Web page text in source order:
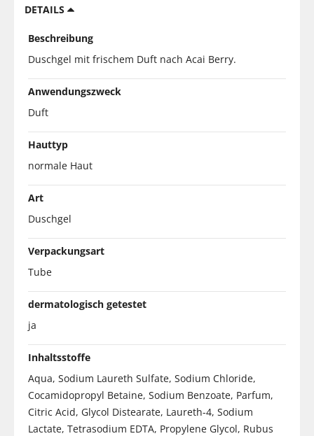
DETAILS
Beschreibung
Duschgel mit frischem Duft nach Acai Berry.
Anwendungszweck
Duft
Hauttyp
normale Haut
Art
Duschgel
Verpackungsart
Tube
dermatologisch getestet
ja
Inhaltsstoffe
Aqua, Sodium Laureth Sulfate, Sodium Chloride,
Cocamidopropyl Betaine, Sodium Benzoate, Parfum,
Citric Acid, Glycol Distearate, Laureth-4, Sodium
Lactate, Tetrasodium EDTA, Propylene Glycol, Rubus